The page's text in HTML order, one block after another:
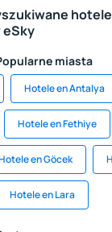
miasta
Hotele en Antalya
Hotele en Fethiye
en Göcek
Hotele en Lara